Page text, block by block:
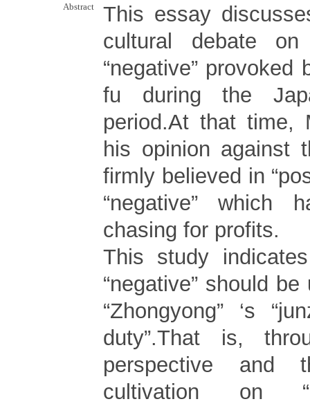
Abstract
This essay
cultural debate on
“negative” provoked
fu during the
period.At that time,
his opinion against
firmly believed in
“negative”
chasing for profits.
This study
“negative” should
“Zhongyong” ‘s
duty”.That is,
perspective and
cultivation on